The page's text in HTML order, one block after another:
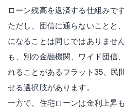
ローン残高を返済する仕組みです
ただし、団信に通らないことと
になることは同じではありませ
も、別の金融機関、ワイド団信
れることがあるフラット35、民
せる選択肢があります。
一方で、住宅ローンは金利上昇